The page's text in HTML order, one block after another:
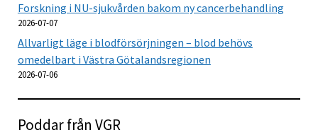
Forskning i NU-sjukvården bakom ny cancerbehandling
2026-07-07
Allvarligt läge i blodförsörjningen – blod behövs
omedelbart i Västra Götalandsregionen
2026-07-06
Poddar från VGR